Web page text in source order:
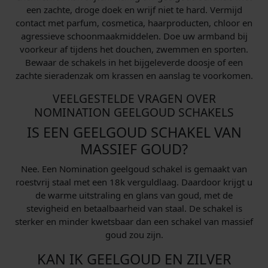
een zachte, droge doek en wrijf niet te hard. Vermijd
contact met parfum, cosmetica, haarproducten, chloor en
agressieve schoonmaakmiddelen. Doe uw armband bij
voorkeur af tijdens het douchen, zwemmen en sporten.
Bewaar de schakels in het bijgeleverde doosje of een
zachte sieradenzak om krassen en aanslag te voorkomen.
VEELGESTELDE VRAGEN OVER
NOMINATION GEELGOUD SCHAKELS
IS EEN GEELGOUD SCHAKEL VAN
MASSIEF GOUD?
Nee. Een Nomination geelgoud schakel is gemaakt van
roestvrij staal met een 18k verguldlaag. Daardoor krijgt u
de warme uitstraling en glans van goud, met de
stevigheid en betaalbaarheid van staal. De schakel is
sterker en minder kwetsbaar dan een schakel van massief
goud zou zijn.
KAN IK GEELGOUD EN ZILVER